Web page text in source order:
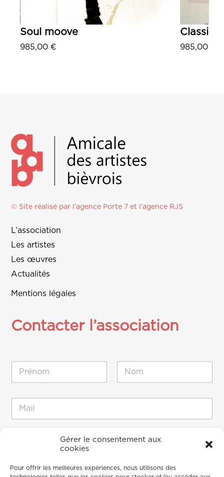
Gérer le consentement aux
cookies
Pour offrir les meilleures expériences, nous utilisons des
Soul moove
985,00 €
Classic
985,00
© Site réalisé par l’agence Porte 7 et l’agence RJS
L’association
Les artistes
Les œuvres
Actualités
Mentions légales
Contacter l’association
m
e
m
s